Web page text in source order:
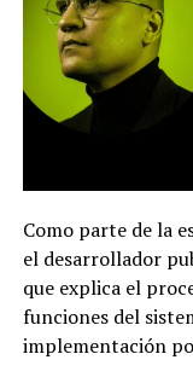
Como parte de la
el desarrollador
que explica el
funciones del
implementación